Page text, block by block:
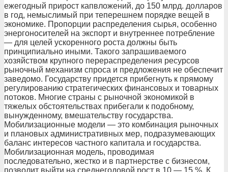
ежегодный прирост капвложений, до 150 млрд. долларов
в год, немыслимый при теперешнем порядке вещей в
экономике. Пропорции распределения сырья, особенно
энергоносителей на экспорт и внутреннее потребление
— для целей ускоренного роста должны быть
принципиально иными. Такого запрашиваемого
хозяйством крупного перераспределения ресурсов
рыночный механизм спроса и предложения не обеспечит
заведомо. Государству придется прибегнуть к прямому
регулированию стратегических финансовых и товарных
потоков. Многие страны с рыночной экономикой в
тяжелых обстоятельствах прибегали к подобному,
вынужденному, вмешательству государства.
Мобилизационные модели — это комбинация рыночных
и плановых административных мер, подразумевающих
баланс интересов частного капитала и государства.
Мобилизационная модель, проводимая
последовательно, жестко и в партнерстве с бизнесом,
позволит выйти на среднегодовой рост в 10 — 15 %. К